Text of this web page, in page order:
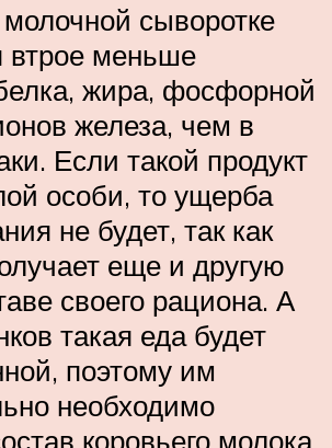
сыворотке
втрое меньше
жира, фосфорной
железа, чем в
Если такой продукт
особи, то ущерба
не будет, так как
еще и другую
своего рациона. А
такая еда будет
поэтому им
необходимо
коровьего молока